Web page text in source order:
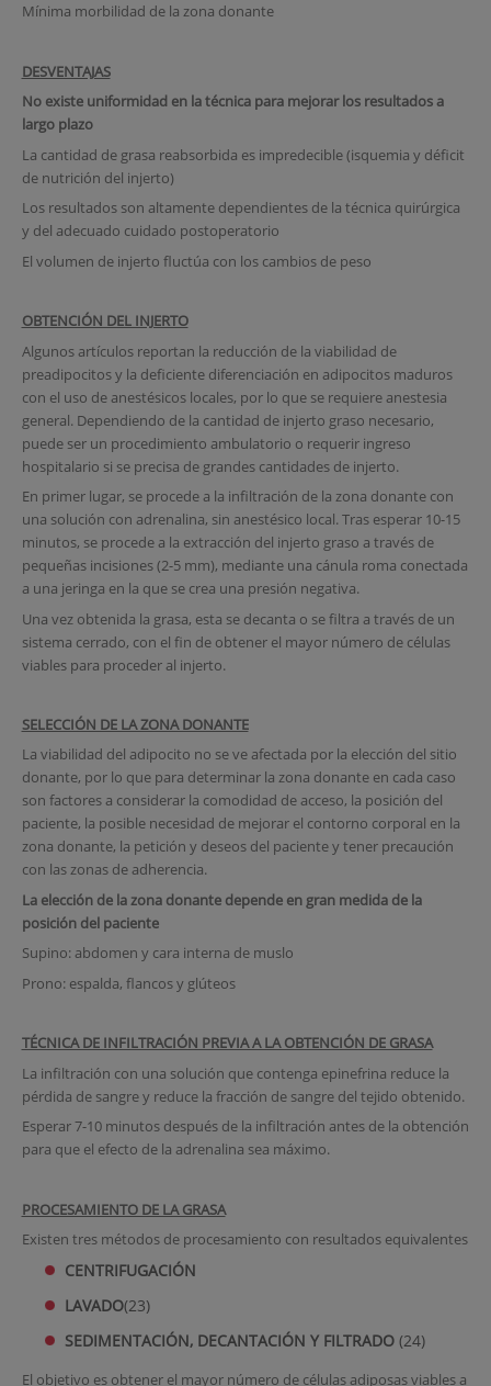
Mínima morbilidad de la zona donante
DESVENTAJAS
No existe uniformidad en la técnica para mejorar los resultados a
largo plazo
La cantidad de grasa reabsorbida es impredecible (isquemia y déficit
de nutrición del injerto)
Los resultados son altamente dependientes de la técnica quirúrgica
y del adecuado cuidado postoperatorio
El volumen de injerto fluctúa con los cambios de peso
OBTENCIÓN DEL INJERTO
Algunos artículos reportan la reducción de la viabilidad de
preadipocitos y la deficiente diferenciación en adipocitos maduros
con el uso de anestésicos locales, por lo que se requiere anestesia
general. Dependiendo de la cantidad de injerto graso necesario,
puede ser un procedimiento ambulatorio o requerir ingreso
hospitalario si se precisa de grandes cantidades de injerto.
En primer lugar, se procede a la infiltración de la zona donante con
una solución con adrenalina, sin anestésico local. Tras esperar 10-15
minutos, se procede a la extracción del injerto graso a través de
pequeñas incisiones (2-5 mm), mediante una cánula roma conectada
a una jeringa en la que se crea una presión negativa.
Una vez obtenida la grasa, esta se decanta o se filtra a través de un
sistema cerrado, con el fin de obtener el mayor número de células
viables para proceder al injerto.
SELECCIÓN DE LA ZONA DONANTE
La viabilidad del adipocito no se ve afectada por la elección del sitio
donante, por lo que para determinar la zona donante en cada caso
son factores a considerar la comodidad de acceso, la posición del
paciente, la posible necesidad de mejorar el contorno corporal en la
zona donante, la petición y deseos del paciente y tener precaución
con las zonas de adherencia.
La elección de la zona donante depende en gran medida de la
posición del paciente
Supino: abdomen y cara interna de muslo
Prono: espalda, flancos y glúteos
TÉCNICA DE INFILTRACIÓN PREVIA A LA OBTENCIÓN DE GRASA
La infiltración con una solución que contenga epinefrina reduce la
pérdida de sangre y reduce la fracción de sangre del tejido obtenido.
Esperar 7-10 minutos después de la infiltración antes de la obtención
para que el efecto de la adrenalina sea máximo.
PROCESAMIENTO DE LA GRASA
Existen tres métodos de procesamiento con resultados equivalentes
CENTRIFUGACIÓN
LAVADO(23)
SEDIMENTACIÓN, DECANTACIÓN Y FILTRADO (24)
El objetivo es obtener el mayor número de células adiposas viables a